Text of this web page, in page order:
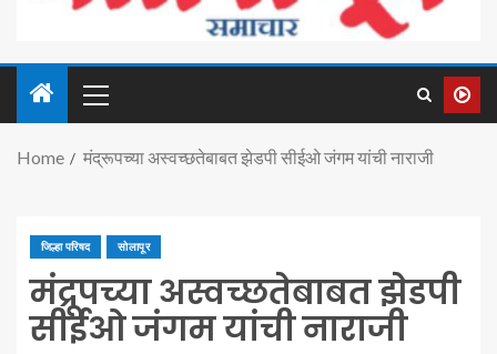
Home मंद्रूपच्या अस्वच्छतेबाबत झेडपी सीईओ जंगम यांची नाराजी
जिल्हा परिषद सोलापूर
मंद्रूपच्या अस्वच्छतेबाबत झेडपी
सीईओ जंगम यांची नाराजी